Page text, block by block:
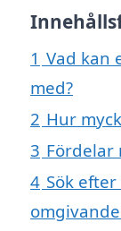
1 Vad kan
med?
2 Hur
3 Fördelar
4 Sök